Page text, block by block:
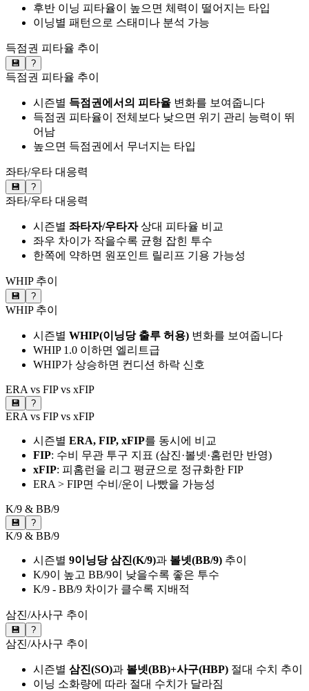
후반 이닝 피타율이 높으면 체력이 떨어지는 타입
이닝별 패턴으로 스태미나 분석 가능
득점권 피타율 추이
💾 ?
득점권 피타율 추이
시즌별 득점권에서의 피타율 변화를 보여줍니다
득점권 피타율이 전체보다 낮으면 위기 관리 능력이 뛰
어남
높으면 득점권에서 무너지는 타입
좌타/우타 대응력
💾 ?
좌타/우타 대응력
시즌별 좌타자/우타자상대 피타율 비교
좌우 차이가 작을수록 균형 잡힌 투수
한쪽에 약하면 원포인트 릴리프 기용 가능성
WHIP 추이
💾 ?
WHIP 추이
시즌별 WHIP(이닝당 출루 허용) 변화를 보여줍니다
WHIP 1.0 이하면 엘리트급
WHIP가 상승하면 컨디션 하락 신호
ERA vs FIP vs xFIP
💾 ?
ERA vs FIP vs xFIP
시즌별 ERA, FIP, xFIP를 동시에 비교
FIP: 수비 무관 투구 지표 (삼진·볼넷·홈런만 반영)
xFIP: 피홈런을 리그 평균으로 정규화한 FIP
ERA > FIP면 수비/운이 나빴을 가능성
K/9 & BB/9
💾 ?
K/9 & BB/9
시즌별 9이닝당 삼진(K/9)과 볼넷(BB/9) 추이
K/9이 높고 BB/9이 낮을수록 좋은 투수
K/9 - BB/9 차이가 클수록 지배적
삼진/사사구 추이
💾 ?
삼진/사사구 추이
시즌별 삼진(SO)과 볼넷(BB)+사구(HBP) 절대 수치 추이
이닝 소화량에 따라 절대 수치가 달라짐